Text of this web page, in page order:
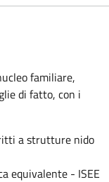
familiare,
di fatto, con i
a strutture nido
equivalente - ISEE